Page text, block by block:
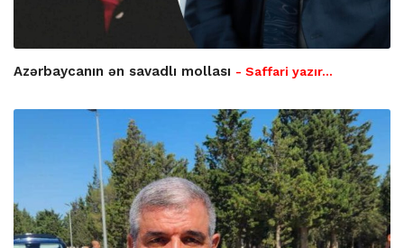
Azərbaycanın ən savadlı mollası - Saffari yazır…